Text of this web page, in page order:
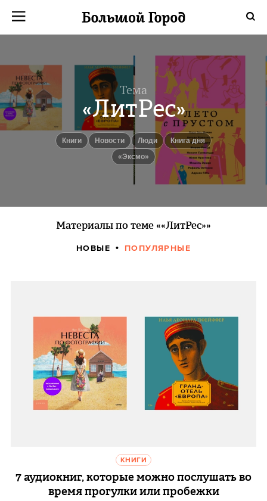
Тема
«ЛитРес»
книги новости люди
Книга дня
«Эксмо»
Материалы по теме ««ЛитРес»»
НОВЫЕ ПОПУЛЯРНЫЕ
КНИГИ
7 аудиокниг, которые можно послушать во
время прогулки или пробежки